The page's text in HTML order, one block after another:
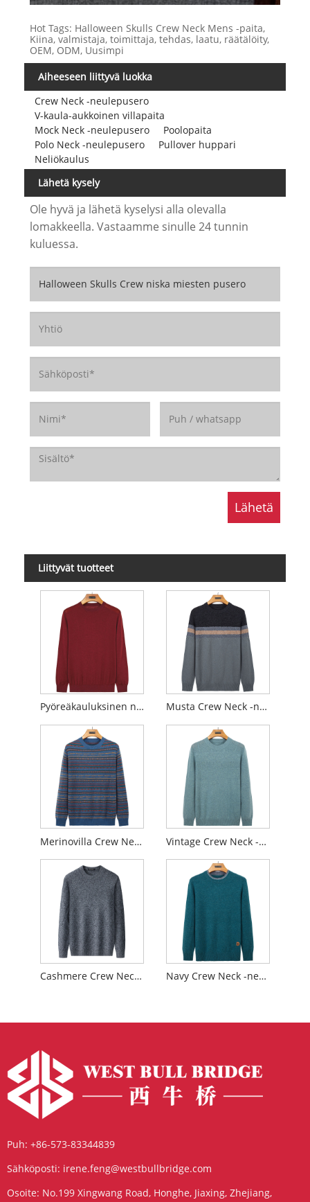
Hot Tags: Halloween Skulls Crew Neck Mens -paita,
Kiina, valmistaja, toimittaja, tehdas, laatu, räätälöity,
OEM, ODM, Uusimpi
Aiheeseen liittyvä luokka
Crew Neck -neulepusero
V-kaula-aukkoinen villapaita
Mock Neck -neulepusero
Poolopaita
Polo Neck -neulepusero
Pullover huppari
Neliökaulus
Lähetä kysely
Ole hyvä ja lähetä kyselysi alla olevalla
lomakkeella. Vastaamme sinulle 24 tunnin
kuluessa.
Liittyvät tuotteet
Pyöreäkauluksinen neulepusero Musta Crew Neck -neulepusero
Merinovilla Crew Neck -neulepusero Vintage Crew Neck -neulepusero
Cashmere Crew Neck -neulepusero Navy Crew Neck -neulepusero
Puh: +86-573-83344839
Sähköposti: irene.feng@westbullbridge.com
Osoite: No.199 Xingwang Road, Honghe, Jiaxing, Zhejiang,